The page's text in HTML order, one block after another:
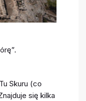
Skuru (co
się kilka